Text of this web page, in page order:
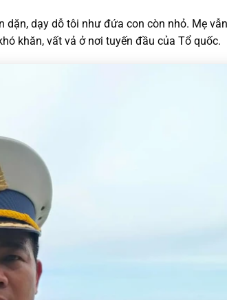
dặn, dạy dỗ tôi như đứa con còn nhỏ. Mẹ vẫn
khăn, vất vả ở nơi tuyến đầu của Tổ quốc.